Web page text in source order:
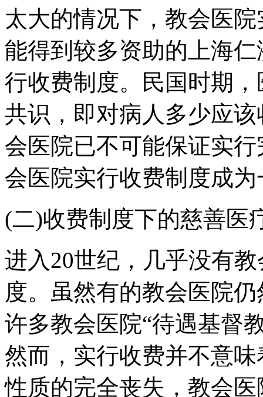
太大的情况下，教会医
能得到较多资助的上海
行收费制度。民国时期
共识，即对病人多少应
会医院已不可能保证实
会医院实行收费制度成
(二)收费制度下的慈善医
进入20世纪，几乎没有
度。虽然有的教会医院
许多教会医院“待遇基督
然而，实行收费并不意
性质的完全丧失，教会